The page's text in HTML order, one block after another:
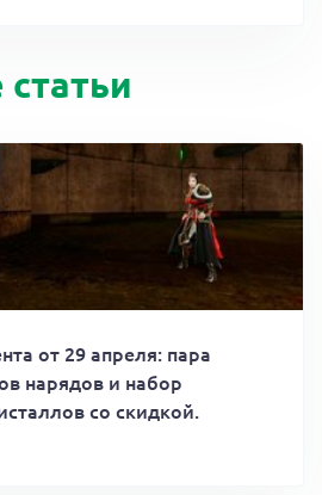
от 29 апреля: пара
нарядов и набор
со скидкой.